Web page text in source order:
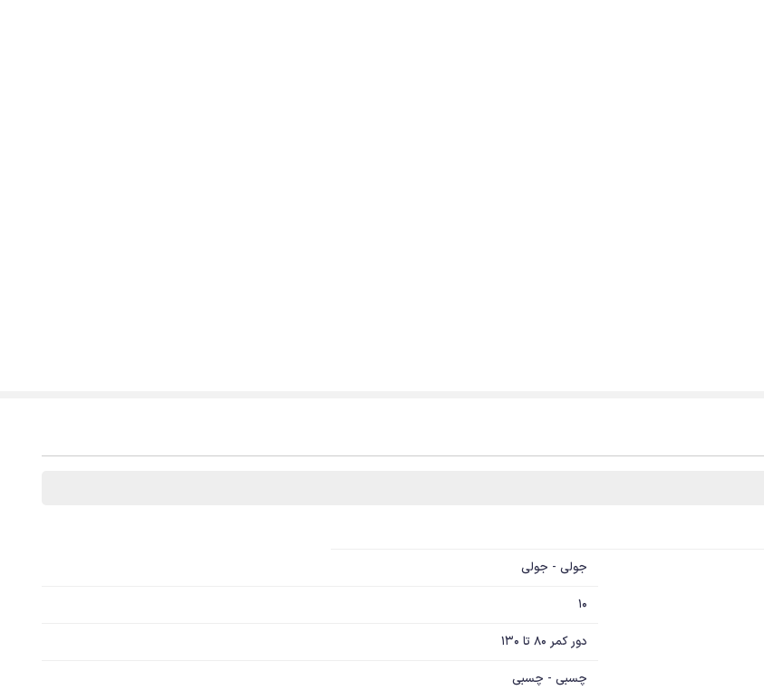
جولی - جولی
10
دور کمر 80 تا 130
چسبی - چسبی